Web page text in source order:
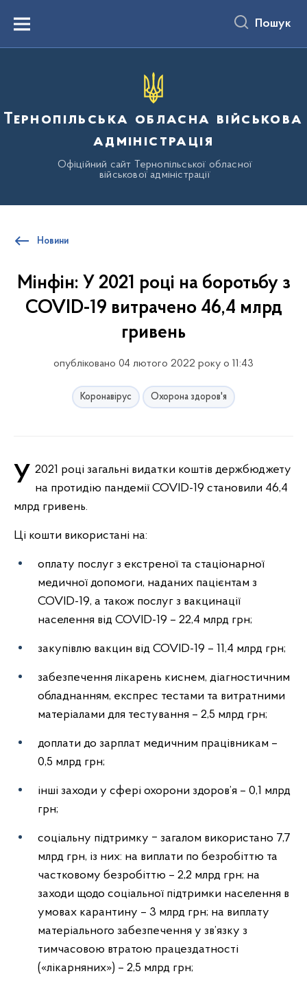
вмістуMenu Пошук
Тернопільська обласна військова
адміністрація
Офіційний сайт Тернопільської обласної
військової адміністрації
Новини
Мінфін: У 2021 році на боротьбу з
COVID-19 витрачено 46,4 млрд
гривень
опубліковано 04 лютого 2022 року о 11:43
Коронавірус Охорона здоров'я
У 2021 році загальні видатки коштів держбюджету на протидію пандемії COVID-19 становили 46,4
млрд гривень.
Ці кошти використані на:
оплату послуг з екстреної та стаціонарної
медичної допомоги, наданих пацієнтам з
COVID-19, а також послуг з вакцинації
населення від COVID-19 – 22,4 млрд грн;
закупівлю вакцин від COVID-19 – 11,4 млрд грн;
забезпечення лікарень киснем, діагностичним
обладнанням, експрес тестами та витратними
матеріалами для тестування – 2,5 млрд грн;
доплати до зарплат медичним працівникам –
0,5 млрд грн;
інші заходи у сфері охорони здоров’я – 0,1 млрд
грн;
соціальну підтримку ‒ загалом використано 7,7
млрд грн, із них: на виплати по безробіттю та
частковому безробіттю – 2,2 млрд грн; на
заходи щодо соціальної підтримки населення в
умовах карантину – 3 млрд грн; на виплату
матеріального забезпечення у зв’язку з
тимчасовою втратою працездатності
(«лікарняних») – 2,5 млрд грн;